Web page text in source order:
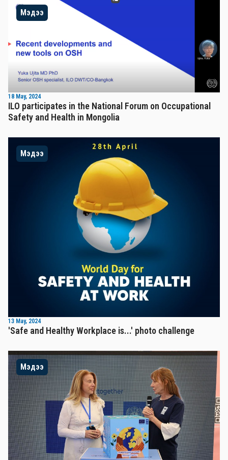
Мэдээ
18 May, 2024
ILO participates in the National Forum on Occupational
Safety and Health in Mongolia
Мэдээ
13 May, 2024
'Safe and Healthy Workplace is...' photo challenge
Мэдээ